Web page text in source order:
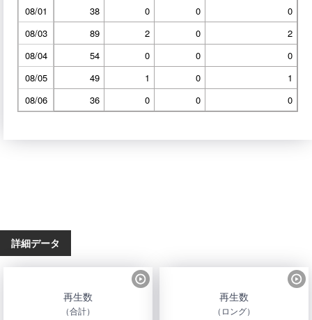
08/01 38 0 0
0
08/03
89 2 0
2
08/04
54 0 0
0
08/05
49 1 0
1
08/06
36 0 0 0
詳細データ
再生数
（合計）
再生数
（ロング）